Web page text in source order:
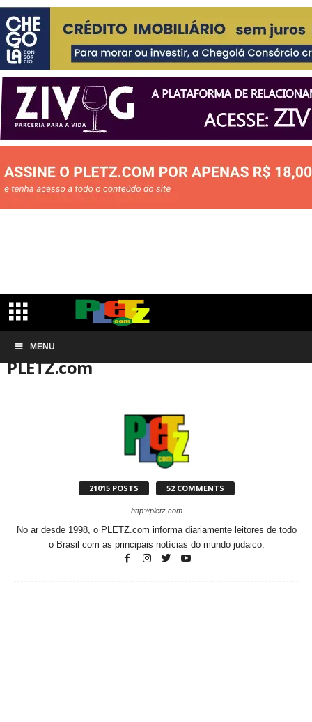
MENU
Início Authors
PLETZ.com
21015 POSTS 52 COMMENTS
http://pletz.com
No ar desde 1998, o PLETZ.com informa diariamente leitores de todo
o Brasil com as principais notícias do mundo judaico.